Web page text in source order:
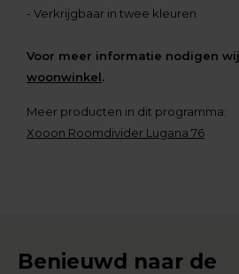
- Verkrijgbaar in twee kleuren
Voor meer informatie nodigen
woonwinkel.
Meer producten in dit programma:
Xooon Roomdivider Lugana 76
Benieuwd naar de